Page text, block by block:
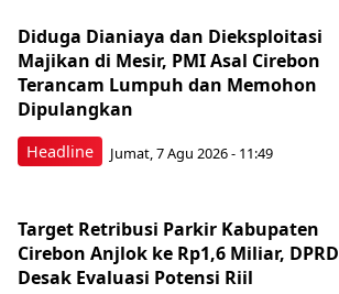
Headline
Diduga Dianiaya dan Dieksploitasi
Majikan di Mesir, PMI Asal Cirebon
Terancam Lumpuh dan Memohon
Dipulangkan
Jumat, 7 Agu 2026 - 11:49
Target Retribusi Parkir Kabupaten
Cirebon Anjlok ke Rp1,6 Miliar, DPRD
Desak Evaluasi Potensi Riil